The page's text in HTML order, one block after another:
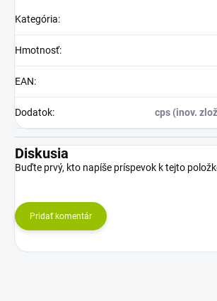
Kategória:
Hmotnosť:
EAN:
Dodatok: cps (inov.
Diskusia
Buďte prvý, kto napíše príspevok k tejto
Pridať komentár